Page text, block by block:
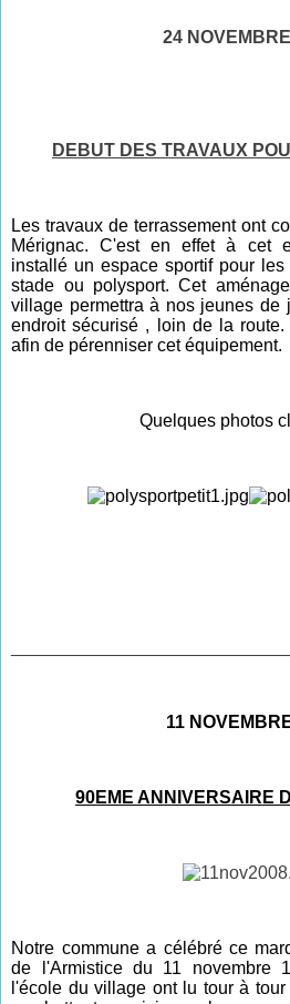
24
DEBUT DES TRAVAUX
Les travaux de terrassement ont
Mérignac. C'est en effet à cet
installé un espace sportif pour
stade ou polysport. Cet
village permettra à nos jeunes de
endroit sécurisé , loin de la
afin de pérenniser cet équipement.
Quelques photos
11
90EME ANNIVERSAIRE
Notre commune a célébré ce
de l'Armistice du 11 novembre
l'école du village ont lu tour à